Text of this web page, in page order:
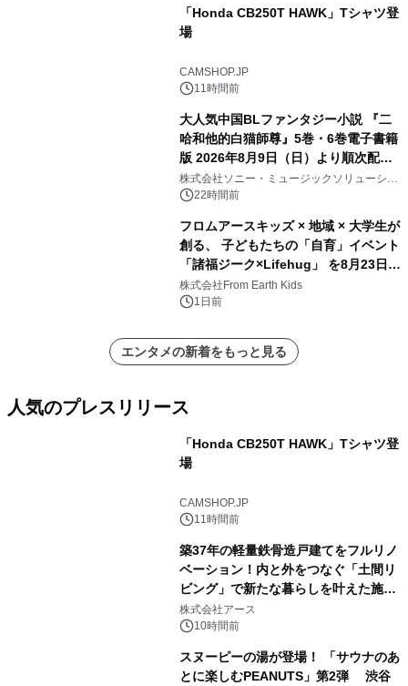
「Honda CB250T HAWK」Tシャツ登
場
CAMSHOP.JP
11時間前
大人気中国BLファンタジー小説 『二
哈和他的白猫師尊』5巻・6巻電子書籍
版 2026年8月9日（日）より順次配信
開始
株式会社ソニー・ミュージックソリューショ
ンズ22時間前
フロムアースキッズ × 地域 × 大学生が
創る、 子どもたちの「自育」イベント
「諸福ジーク×Lifehug」 を8月23日
(日)開催
株式会社From Earth Kids
1日前
エンタメの新着をもっと見る
人気のプレスリリース
「Honda CB250T HAWK」Tシャツ登
場
CAMSHOP.JP
11時間前
築37年の軽量鉄骨造戸建てをフルリノ
ベーション！内と外をつなぐ「土間リ
ビング」で新たな暮らしを叶えた施工
事例を株式会社アースが公開
株式会社アース
10時間前
スヌーピーの湯が登場！ 「サウナのあ
とに楽しむPEANUTS」第2弾 渋谷